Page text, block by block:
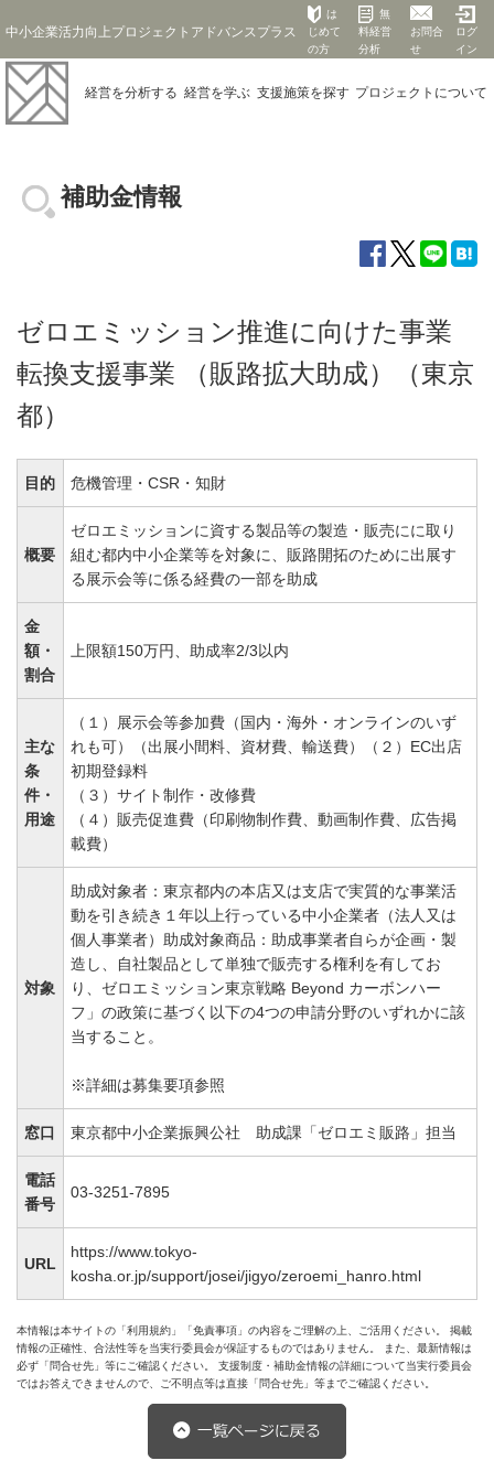
中小企業活力向上プロジェクトアドバンスプラス
は
じめて
の方
無
料経営
分析
お問合
せ
ログ
イン
経営を分析する 経営を学ぶ 支援施策を探す プロジェクト について
補助金情報
ゼロエミッション推進に向けた事業
転換支援事業 （販路拡大助成）（東京
都）
目的 危機管理・CSR・知財
概要
ゼロエミッションに資する製品等の製造・販売にに取り
組む都内中小企業等を対象に、販路開拓のために出展す
る展示会等に係る経費の一部を助成
金
額・
割合
上限額150万円、助成率2/3以内
主な
条
件・
用途
（１）展示会等参加費（国内・海外・オンラインのいず
れも可）（出展小間料、資材費、輸送費）（２）EC出店
初期登録料
（３）サイト制作・改修費
（４）販売促進費（印刷物制作費、動画制作費、広告掲
載費）
対象
助成対象者：東京都内の本店又は支店で実質的な事業活
動を引き続き１年以上行っている中小企業者（法人又は
個人事業者）助成対象商品：助成事業者自らが企画・製
造し、自社製品として単独で販売する権利を有してお
り、ゼロエミッション東京戦略 Beyond カーボンハー
フ」の政策に基づく以下の4つの申請分野のいずれかに該
当すること。
※詳細は募集要項参照
窓口 東京都中小企業振興公社 助成課「ゼロエミ販路」担当
電話
番号
03-3251-7895
URL
https://www.tokyo-
kosha.or.jp/support/josei/jigyo/zeroemi_hanro.html
本情報は本サイトの「利用規約」「免責事項」の内容をご理解の上、ご活用ください。 掲載
情報の正確性、合法性等を当実行委員会が保証するものではありません。 また、最新情報は
必ず「問合せ先」等にご確認ください。 支援制度・補助金情報の詳細について当実行委員会
ではお答えできませんので、ご不明点等は直接「問合せ先」等までご確認ください。